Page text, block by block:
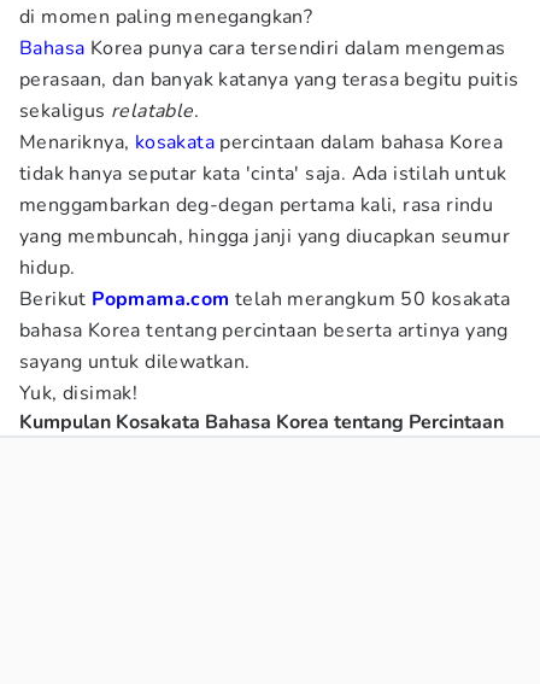
di momen paling menegangkan?
Bahasa Korea punya cara tersendiri dalam mengemas
perasaan, dan banyak katanya yang terasa begitu puitis
sekaligus relatable.
Menariknya, kosakata percintaan dalam bahasa Korea
tidak hanya seputar kata 'cinta' saja. Ada istilah untuk
menggambarkan deg-degan pertama kali, rasa rindu
yang membuncah, hingga janji yang diucapkan seumur
hidup.
Berikut Popmama.com telah merangkum 50 kosakata
bahasa Korea tentang percintaan beserta artinya yang
sayang untuk dilewatkan.
Yuk, disimak!
Kumpulan Kosakata Bahasa Korea tentang Percintaan